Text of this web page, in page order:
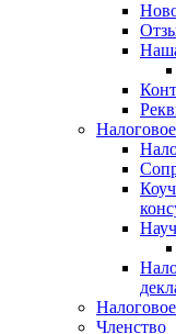
Членство